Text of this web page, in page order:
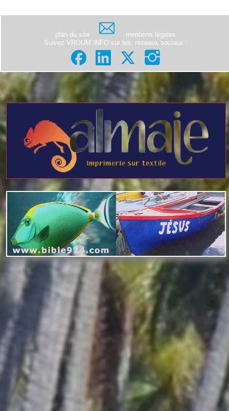
plan du site
mentions légales
Suivez VROUM.INFO sur les
réseaux sociaux :